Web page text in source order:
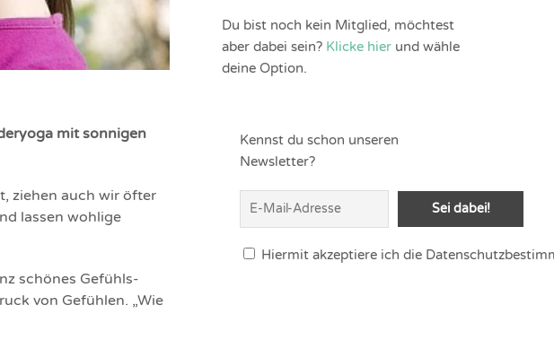
mit sonnigen
ziehen auch wir öfter
lassen wohlige
schönes Gefühls-
von Gefühlen. „Wie
Du bist noch kein Mitglied, möchtest
aber dabei sein? Klicke hierund wähle
deine Option.
Kennst du schon unseren
Newsletter?
Hiermit akzeptiere ich die